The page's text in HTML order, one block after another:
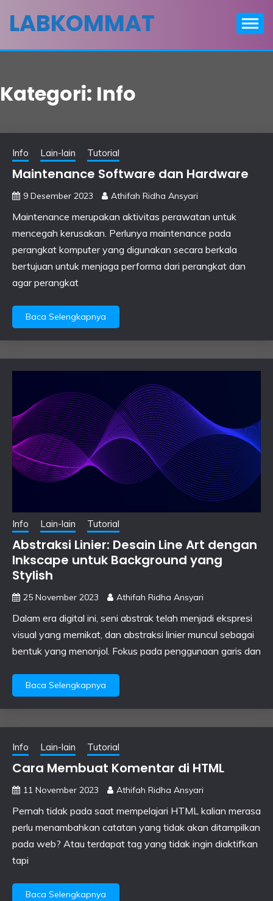
LABKOMMAT
Kategori: Info
Info Lain-lain Tutorial
Maintenance Software dan Hardware
9 Desember 2023 Athifah Ridha Ansyari
Maintenance merupakan aktivitas perawatan untuk
mencegah kerusakan. Perlunya maintenance pada
perangkat komputer yang digunakan secara berkala
bertujuan untuk menjaga performa dari perangkat dan
agar perangkat
Baca Selengkapnya
Info Lain-lain Tutorial
Abstraksi Linier: Desain Line Art dengan
Inkscape untuk Background yang
Stylish
25 November 2023 Athifah Ridha Ansyari
Dalam era digital ini, seni abstrak telah menjadi ekspresi
visual yang memikat, dan abstraksi linier muncul sebagai
bentuk yang menonjol. Fokus pada penggunaan garis dan
Baca Selengkapnya
Info Lain-lain Tutorial
Cara Membuat Komentar di HTML
11 November 2023 Athifah Ridha Ansyari
Pernah tidak pada saat mempelajari HTML kalian merasa
perlu menambahkan catatan yang tidak akan ditampilkan
pada web? Atau terdapat tag yang tidak ingin diaktifkan
tapi
Baca Selengkapnya